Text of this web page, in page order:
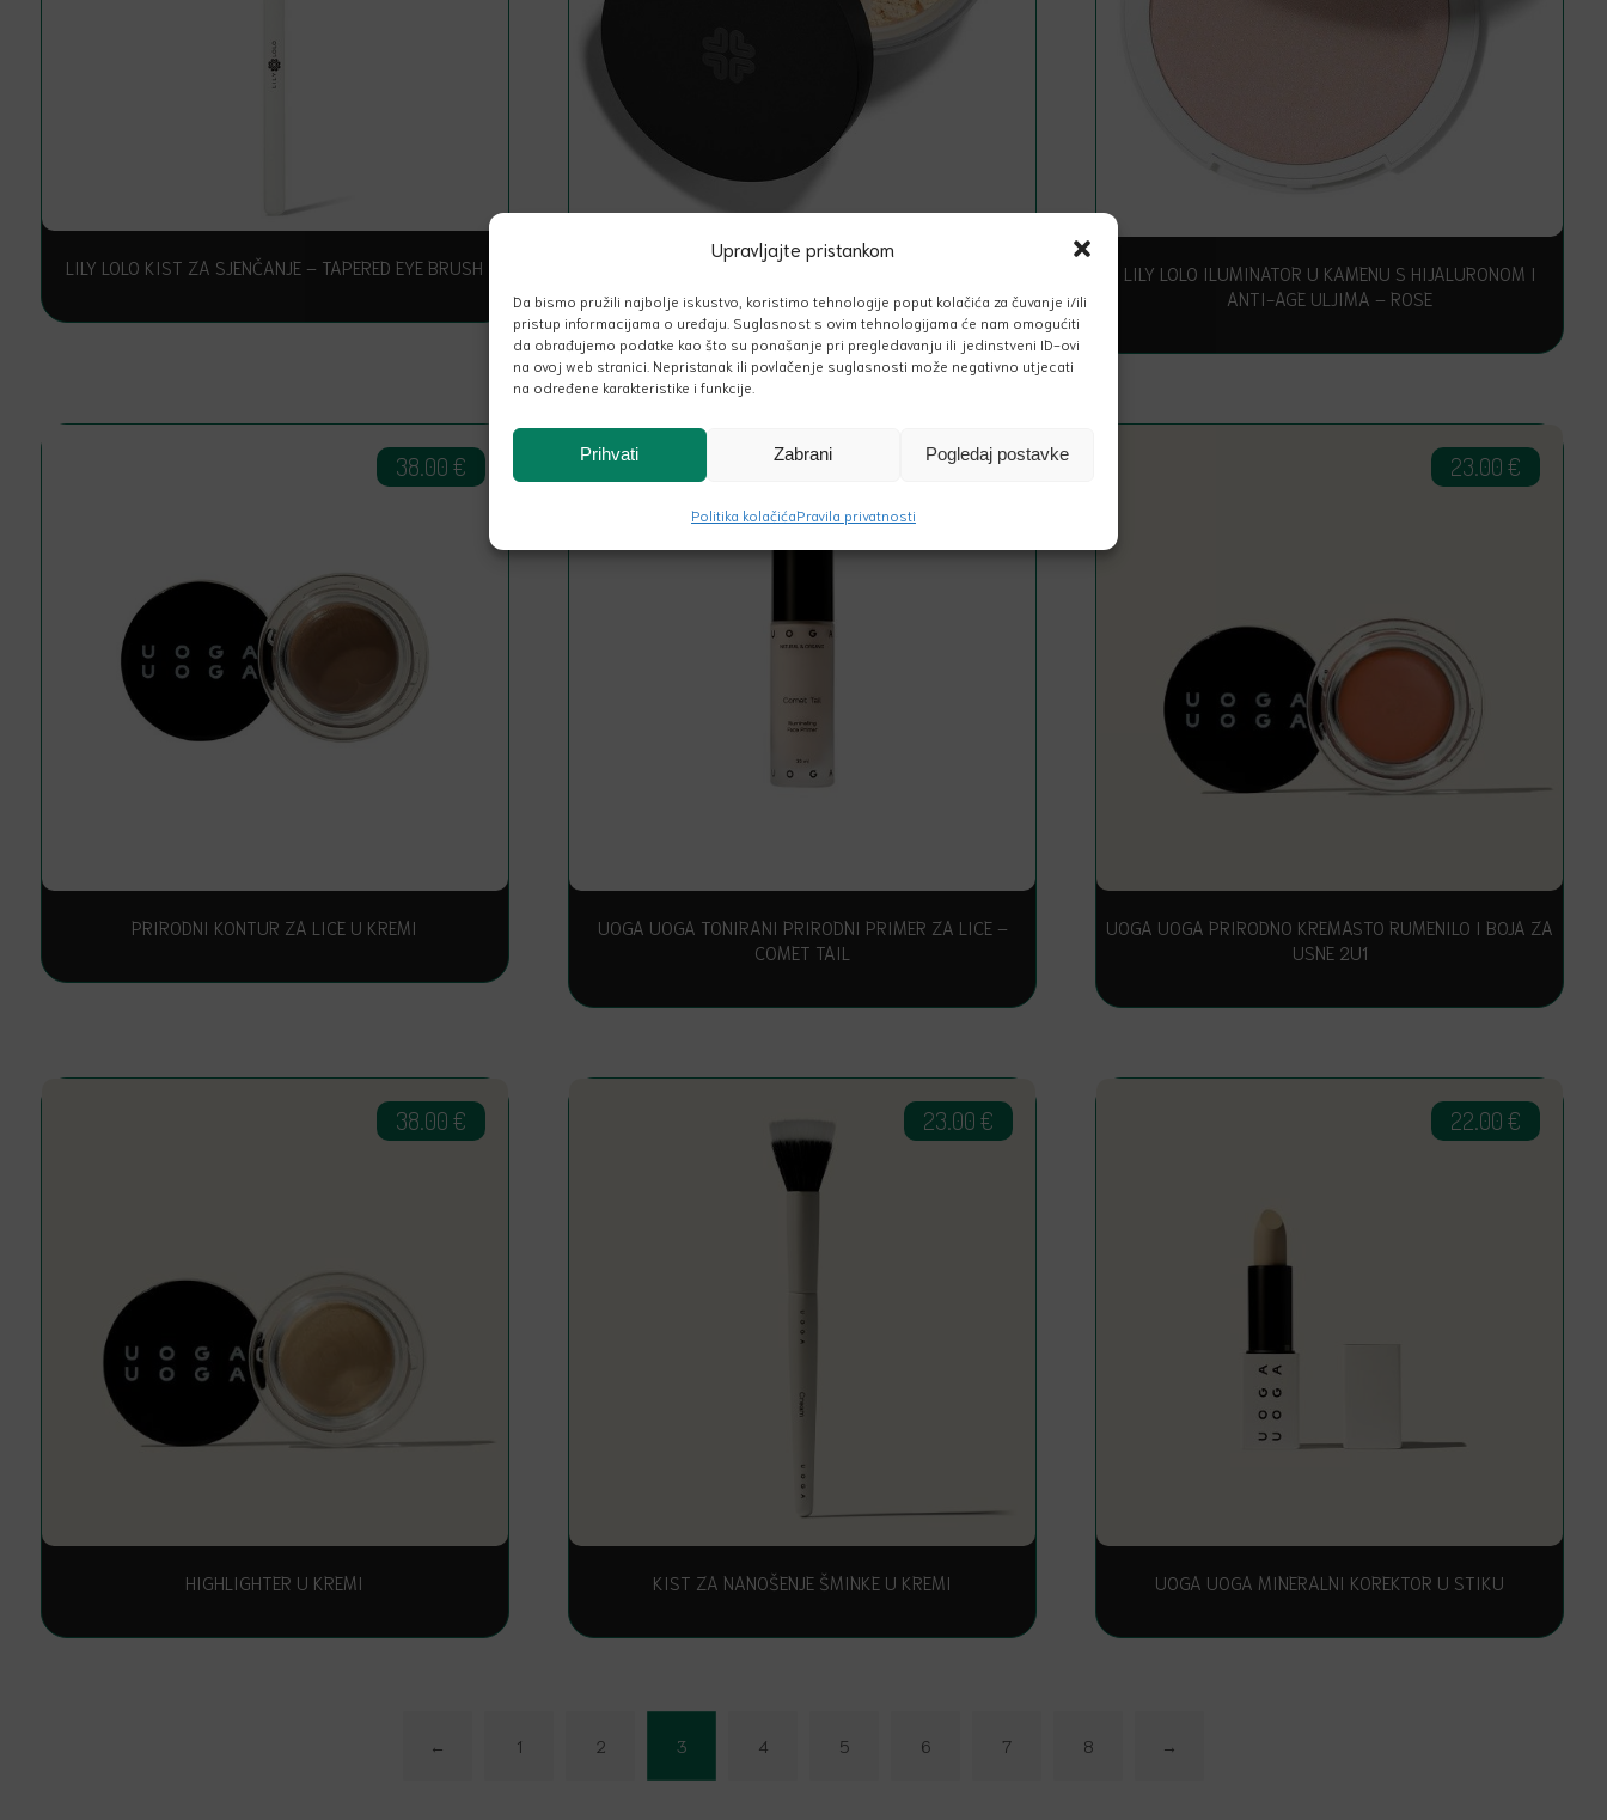
Upravljajte pristankom
Da bismo pružili najbolje iskustvo, koristimo tehnologije poput kolačića za čuvanje i/ili
pristup informacijama o uređaju. Suglasnost s ovim tehnologijama će nam omogućiti
da obrađujemo podatke kao što su ponašanje pri pregledavanju ili jedinstveni ID-ovi
na ovoj web stranici. Nepristanak ili povlačenje suglasnosti može negativno utjecati
na određene karakteristike i funkcije.
Prihvati Zabrani Pogledaj postavke
Politika kolačićaPravila privatnosti
LILY LOLO KIST ZA SJENČANJE – TAPERED EYE BRUSH LILY LOLO MINERALNI SHIMMER U PRAHU – STAR DUST
LILY LOLO ILUMINATOR U KAMENU S HIJALURONOM I
ANTI-AGE ULJIMA – ROSE
PRIRODNI KONTUR ZA LICE U KREMI
38.00€
UOGA UOGA TONIRANI PRIRODNI PRIMER ZA LICE –
COMET TAIL
30.00€
UOGA UOGA PRIRODNO KREMASTO RUMENILO I BOJA ZA
USNE 2U1
23.00€
HIGHLIGHTER U KREMI
38.00€
KIST ZA NANOŠENJE ŠMINKE U KREMI
23.00€
UOGA UOGA MINERALNI KOREKTOR U STIKU
22.00€
← 1 2 3 4 5 6 7 8 →